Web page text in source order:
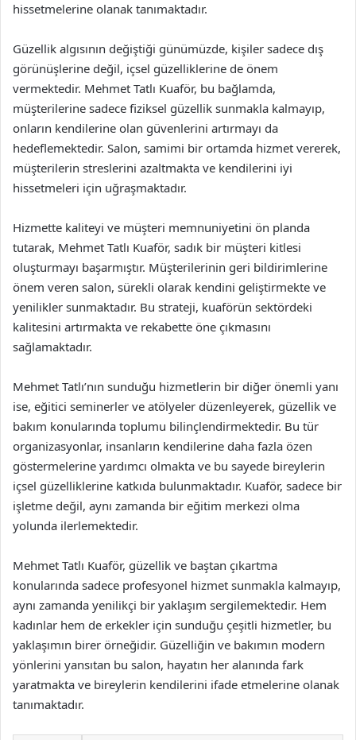
hissetmelerine olanak tanımaktadır.
Güzellik algısının değiştiği günümüzde, kişiler sadece dış
görünüşlerine değil, içsel güzelliklerine de önem
vermektedir. Mehmet Tatlı Kuaför, bu bağlamda,
müşterilerine sadece fiziksel güzellik sunmakla kalmayıp,
onların kendilerine olan güvenlerini artırmayı da
hedeflemektedir. Salon, samimi bir ortamda hizmet vererek,
müşterilerin streslerini azaltmakta ve kendilerini iyi
hissetmeleri için uğraşmaktadır.
Hizmette kaliteyi ve müşteri memnuniyetini ön planda
tutarak, Mehmet Tatlı Kuaför, sadık bir müşteri kitlesi
oluşturmayı başarmıştır. Müşterilerinin geri bildirimlerine
önem veren salon, sürekli olarak kendini geliştirmekte ve
yenilikler sunmaktadır. Bu strateji, kuaförün sektördeki
kalitesini artırmakta ve rekabette öne çıkmasını
sağlamaktadır.
Mehmet Tatlı’nın sunduğu hizmetlerin bir diğer önemli yanı
ise, eğitici seminerler ve atölyeler düzenleyerek, güzellik ve
bakım konularında toplumu bilinçlendirmektedir. Bu tür
organizasyonlar, insanların kendilerine daha fazla özen
göstermelerine yardımcı olmakta ve bu sayede bireylerin
içsel güzelliklerine katkıda bulunmaktadır. Kuaför, sadece bir
işletme değil, aynı zamanda bir eğitim merkezi olma
yolunda ilerlemektedir.
Mehmet Tatlı Kuaför, güzellik ve baştan çıkartma
konularında sadece profesyonel hizmet sunmakla kalmayıp,
aynı zamanda yenilikçi bir yaklaşım sergilemektedir. Hem
kadınlar hem de erkekler için sunduğu çeşitli hizmetler, bu
yaklaşımın birer örneğidir. Güzelliğin ve bakımın modern
yönlerini yansıtan bu salon, hayatın her alanında fark
yaratmakta ve bireylerin kendilerini ifade etmelerine olanak
tanımaktadır.